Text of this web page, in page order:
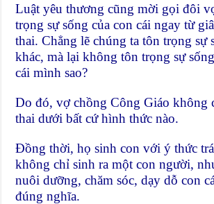
Luật yêu thương cũng mời gọi đôi
trọng sự sống của con cái ngay từ
thai. Chẳng lẽ chúng ta tôn trọng sự
khác, mà lại không tôn trọng sự
cái mình sao?
Do đó, vợ chồng Công Giáo không
thai dưới bất cứ hình thức nào.
Đồng thời, họ sinh con với ý thức
không chỉ sinh ra một con người,
nuôi dưỡng, chăm sóc, dạy dỗ con
đúng nghĩa.